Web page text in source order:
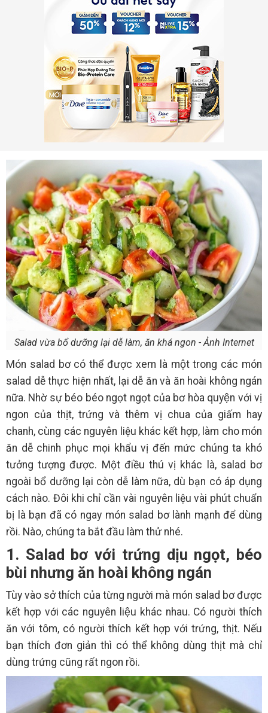
Salad vừa bổ dưỡng lại dễ làm, ăn khá ngon - Ảnh Internet
Món salad bơ có thể được xem là một trong các món
salad dễ thực hiện nhất, lại dễ ăn và ăn hoài không ngán
nữa. Nhờ sự béo béo ngọt ngọt của bơ hòa quyện với vị
ngon của thịt, trứng và thêm vị chua của giấm hay
chanh, cùng các nguyên liệu khác kết hợp, làm cho món
ăn dễ chinh phục mọi khẩu vị đến mức chúng ta khó
tưởng tượng được. Một điều thú vị khác là, salad bơ
ngoài bổ dưỡng lại còn dễ làm nữa, dù bạn có áp dụng
cách nào. Đôi khi chỉ cần vài nguyên liệu vài phút chuẩn
bị là bạn đã có ngay món salad bơ lành mạnh để dùng
rồi. Nào, chúng ta bắt đầu làm thử nhé.
1. Salad bơ với trứng dịu ngọt, béo
bùi nhưng ăn hoài không ngán
Tùy vào sở thích của từng người mà món salad bơ được
kết hợp với các nguyên liệu khác nhau. Có người thích
ăn với tôm, có người thích kết hợp với trứng, thịt. Nếu
bạn thích đơn giản thì có thể không dùng thịt mà chỉ
dùng trứng cũng rất ngon rồi.